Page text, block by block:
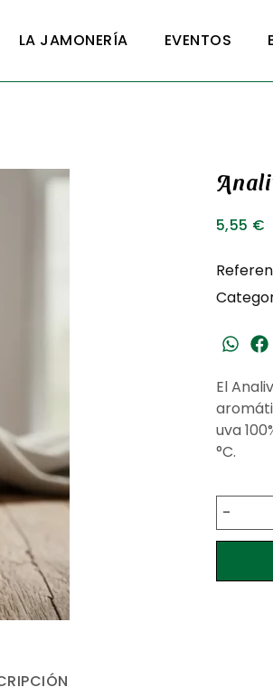
LA JAMONERÍA EVENTOS
5,55 €
El
uva
°C.
-